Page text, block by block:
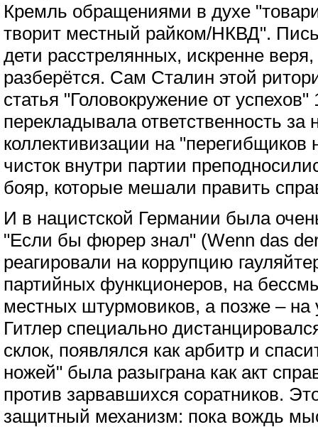
Кремль обращениями в духе
творит местный райком/НКВД".
дети расстрелянных, искренне
разберётся. Сам Сталин этой
статья "Головокружение от успехов"
перекладывала ответственность за
коллективизации на "перегибщиков
чисток внутри партии
бояр, которые мешали править
И в нацистской Германии была
"Если бы фюрер знал" (Wenn das
реагировали на коррупцию
партийных функционеров, на
местных штурмовиков, а позже –
Гитлер специально
склок, появлялся как арбитр и
ножей" была разыграна как акт
против зарвавшихся соратников.
защитный механизм: пока вождь